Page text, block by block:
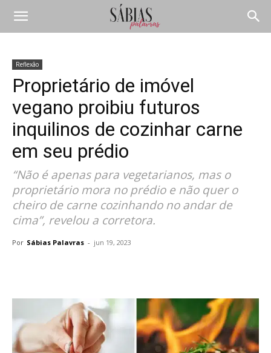
Reflexão
Proprietário de imóvel
vegano proibiu futuros
inquilinos de cozinhar carne
em seu prédio
“Não é apenas para vegetarianos, mas o
proprietário mora no prédio e não quer o
cheiro de carne cozinhando no andar de
cima”, revelou a corretora.
Por Sábias Palavras - jun 19, 2023